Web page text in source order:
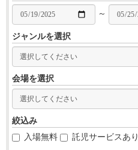
～
ジャンルを選択
会場を選択
絞込み
入場無料
託児サービスあり